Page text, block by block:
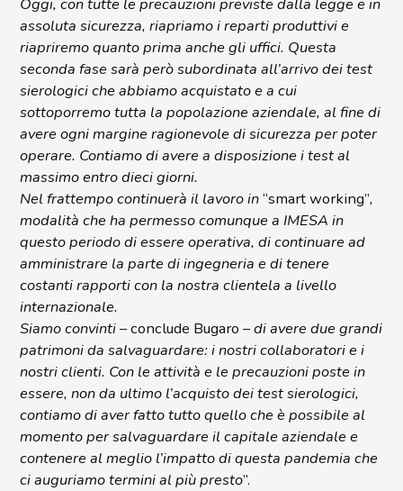
assoluta sicurezza, riapriamo i reparti produttivi e
riapriremo quanto prima anche gli uffici. Questa
seconda fase sarà però subordinata all’arrivo dei test
sierologici che abbiamo acquistato e a cui
sottoporremo tutta la popolazione aziendale, al fine di
avere ogni margine ragionevole di sicurezza per poter
operare. Contiamo di avere a disposizione i test al
massimo entro dieci giorni.
Nel frattempo continuerà il lavoro in“smart working”,
modalità che ha permesso comunque a IMESA in
questo periodo di essere operativa, di continuare ad
amministrare la parte di ingegneria e di tenere
costanti rapporti con la nostra clientela a livello
internazionale.
Siamo convinti– conclude Bugaro –di avere due grandi
patrimoni da salvaguardare: i nostri collaboratori e i
nostri clienti. Con le attività e le precauzioni poste in
essere, non da ultimo l’acquisto dei test sierologici,
contiamo di aver fatto tutto quello che è possibile al
momento per salvaguardare il capitale aziendale e
contenere al meglio l’impatto di questa pandemia che
ci auguriamo termini al più presto”.